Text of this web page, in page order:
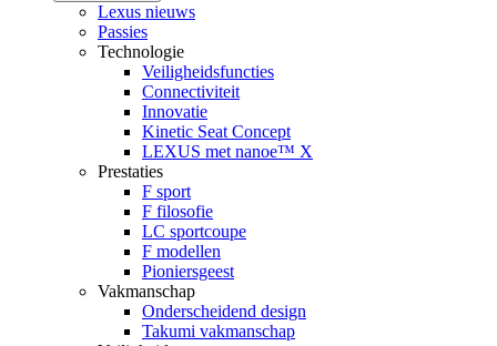
Lexus nieuws
Passies
Technologie
Veiligheidsfuncties
Connectiviteit
Innovatie
Kinetic Seat Concept
LEXUS met nanoe™ X
Prestaties
F sport
F filosofie
LC sportcoupe
F modellen
Pioniersgeest
Vakmanschap
Onderscheidend design
Takumi vakmanschap